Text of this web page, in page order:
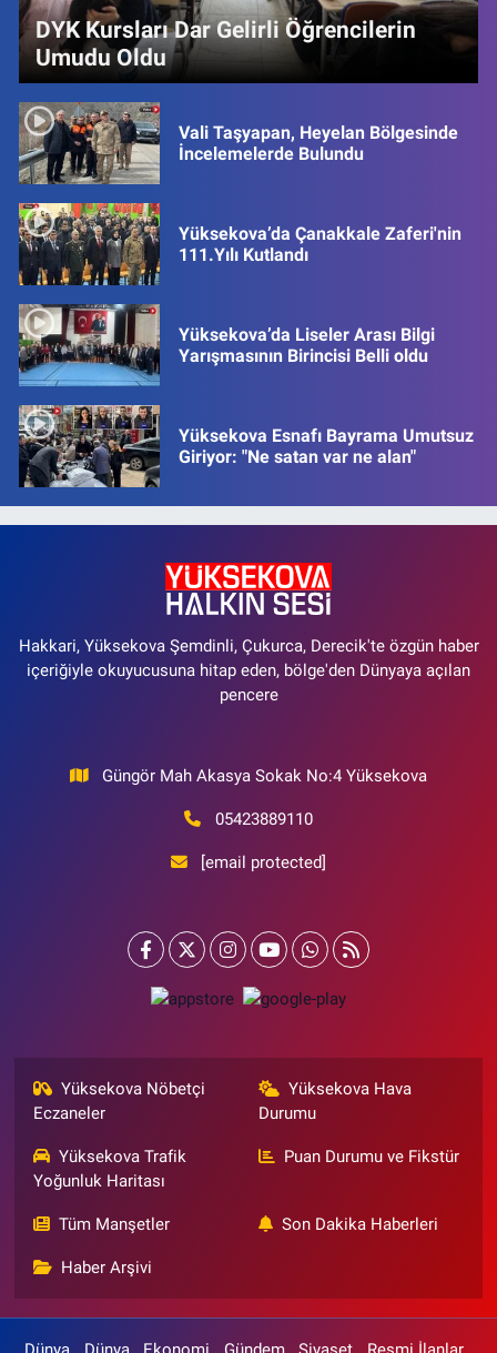
DYK Kursları Dar Gelirli Öğrencilerin
Umudu Oldu
Vali Taşyapan, Heyelan Bölgesinde
İncelemelerde Bulundu
Yüksekova’da Çanakkale Zaferi'nin
111.Yılı Kutlandı
Yüksekova’da Liseler Arası Bilgi
Yarışmasının Birincisi Belli oldu
Yüksekova Esnafı Bayrama Umutsuz
Giriyor: "Ne satan var ne alan"
Hakkari, Yüksekova Şemdinli, Çukurca, Derecik'te özgün haber
içeriğiyle okuyucusuna hitap eden, bölge'den Dünyaya açılan
pencere
Güngör Mah Akasya Sokak No:4 Yüksekova
05423889110
[email protected]
Yüksekova Nöbetçi
Eczaneler
Yüksekova Hava
Durumu
Yüksekova Trafik
Yoğunluk Haritası
Puan Durumu ve Fikstür
Tüm Manşetler Son Dakika Haberleri
Haber Arşivi